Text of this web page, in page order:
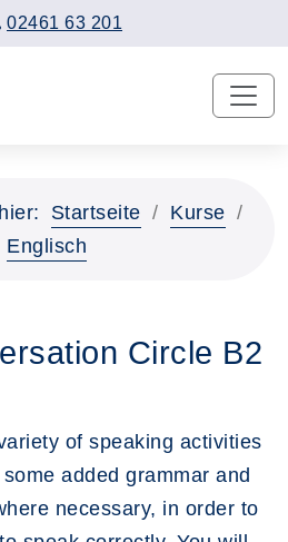
02461 63 201
Startseite
Kurse
Englisch
Circle B2
of speaking activities
added grammar and
necessary, in order to